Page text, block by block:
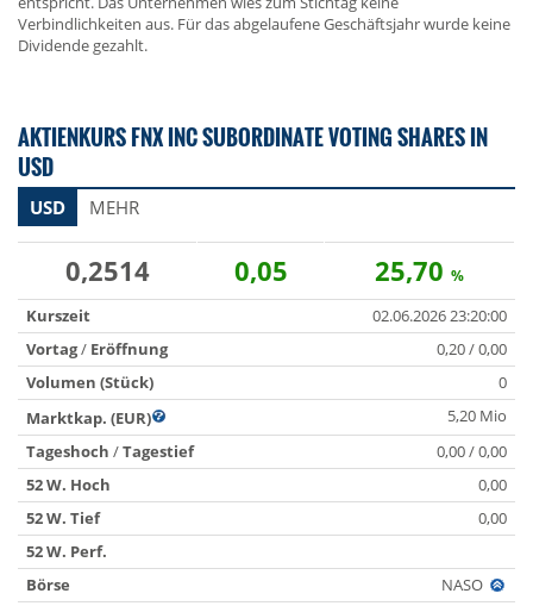
Verbindlichkeiten aus. Für das abgelaufene Geschäftsjahr wurde keine
Dividende gezahlt.
AKTIENKURS FNX INC SUBORDINATE VOTING SHARES IN
USD
USD MEHR
0,2514 0,05 25,70 %
Kurszeit
02.06.2026 23:20:00
Vortag/ Eröffnung
0,20 / 0,00
Volumen (Stück)
0
Marktkap. (EUR)
5,20 Mio
Tageshoch /Tagestief
0,00 / 0,00
52 W. Hoch
0,00
52 W. Tief
0,00
52 W. Perf.
Börse
NASO